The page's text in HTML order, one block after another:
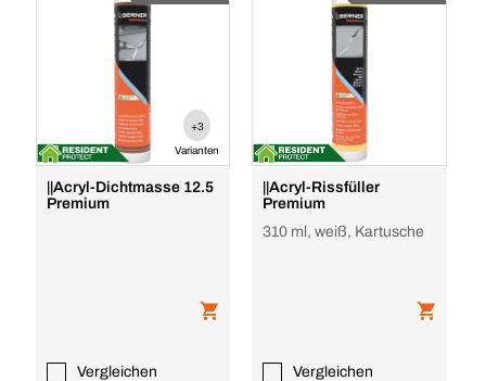
+3
Varianten
||Acryl-Dichtmasse 12.5
Premium
Vergleichen
||Acryl-Rissfüller
Premium
310 ml, weiß, Kartusche
Vergleichen